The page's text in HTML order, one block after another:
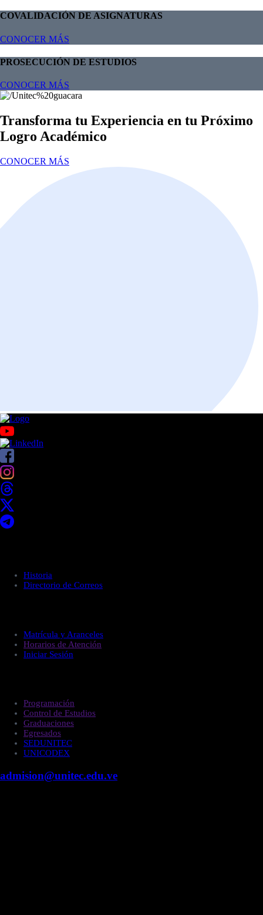
COVALIDACIÓN DE ASIGNATURAS
CONOCER MÁS
PROSECUCIÓN DE ESTUDIOS
CONOCER MÁS
Transforma tu Experiencia en tu Próximo
Logro Académico
CONOCER MÁS
Historia
Directorio de Correos
Matrícula y Aranceles
Horarios de Atención
Iniciar Sesión
Programación
Control de Estudios
Graduaciones
Egresados
SEDUNITEC
UNICODEX
admision@unitec.edu.ve